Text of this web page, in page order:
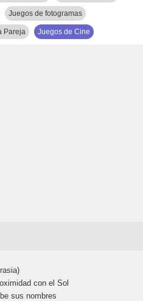
Juegos de fotogramas
Pareja Juegos de Cine
con el Sol
sus nombres